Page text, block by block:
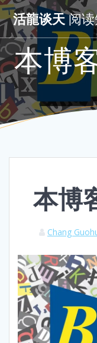
活龍谈天阅读
本博
本博
Chang